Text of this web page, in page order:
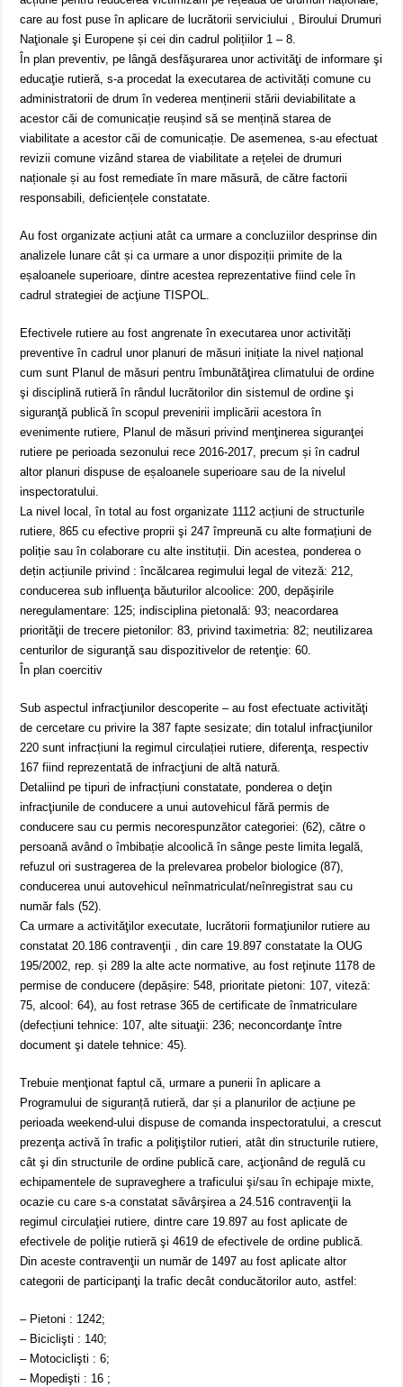
care au fost puse în aplicare de lucrătorii serviciului , Biroului Drumuri
Naţionale şi Europene și cei din cadrul polițiilor 1 – 8.
În plan preventiv, pe lângă desfăşurarea unor activităţi de informare şi
educaţie rutieră, s-a procedat la executarea de activități comune cu
administratorii de drum în vederea menținerii stării deviabilitate a
acestor căi de comunicație reușind să se mențină starea de
viabilitate a acestor căi de comunicație. De asemenea, s-au efectuat
revizii comune vizând starea de viabilitate a rețelei de drumuri
naționale și au fost remediate în mare măsură, de către factorii
responsabili, deficiențele constatate.
Au fost organizate acțiuni atât ca urmare a concluziilor desprinse din
analizele lunare cât și ca urmare a unor dispoziții primite de la
eșaloanele superioare, dintre acestea reprezentative fiind cele în
cadrul strategiei de acţiune TISPOL.
Efectivele rutiere au fost angrenate în executarea unor activități
preventive în cadrul unor planuri de măsuri inițiate la nivel național
cum sunt Planul de măsuri pentru îmbunătăţirea climatului de ordine
şi disciplină rutieră în rândul lucrătorilor din sistemul de ordine şi
siguranţă publică în scopul prevenirii implicării acestora în
evenimente rutiere, Planul de măsuri privind menţinerea siguranţei
rutiere pe perioada sezonului rece 2016-2017, precum și în cadrul
altor planuri dispuse de eșaloanele superioare sau de la nivelul
inspectoratului.
La nivel local, în total au fost organizate 1112 acțiuni de structurile
rutiere, 865 cu efective proprii şi 247 împreună cu alte formațiuni de
poliție sau în colaborare cu alte instituții. Din acestea, ponderea o
dețin acțiunile privind : încălcarea regimului legal de viteză: 212,
conducerea sub influenţa băuturilor alcoolice: 200, depăşirile
neregulamentare: 125; indisciplina pietonală: 93; neacordarea
priorităţii de trecere pietonilor: 83, privind taximetria: 82; neutilizarea
centurilor de siguranţă sau dispozitivelor de retenţie: 60.
În plan coercitiv
Sub aspectul infracţiunilor descoperite – au fost efectuate activităţi
de cercetare cu privire la 387 fapte sesizate; din totalul infracţiunilor
220 sunt infracțiuni la regimul circulației rutiere, diferenţa, respectiv
167 fiind reprezentată de infracţiuni de altă natură.
Detaliind pe tipuri de infracțiuni constatate, ponderea o deţin
infracţiunile de conducere a unui autovehicul fără permis de
conducere sau cu permis necorespunzător categoriei: (62), către o
persoană având o îmbibație alcoolică în sânge peste limita legală,
refuzul ori sustragerea de la prelevarea probelor biologice (87),
conducerea unui autovehicul neînmatriculat/neînregistrat sau cu
număr fals (52).
Ca urmare a activităţilor executate, lucrătorii formaţiunilor rutiere au
constatat 20.186 contravenţii , din care 19.897 constatate la OUG
195/2002, rep. și 289 la alte acte normative, au fost reţinute 1178 de
permise de conducere (depășire: 548, prioritate pietoni: 107, viteză:
75, alcool: 64), au fost retrase 365 de certificate de înmatriculare
(defecțiuni tehnice: 107, alte situaţii: 236; neconcordanţe între
document şi datele tehnice: 45).
Trebuie menţionat faptul că, urmare a punerii în aplicare a
Programului de siguranță rutieră, dar și a planurilor de acțiune pe
perioada weekend-ului dispuse de comanda inspectoratului, a crescut
prezenţa activă în trafic a poliţiştilor rutieri, atât din structurile rutiere,
cât şi din structurile de ordine publică care, acţionând de regulă cu
echipamentele de supraveghere a traficului şi/sau în echipaje mixte,
ocazie cu care s-a constatat săvârşirea a 24.516 contravenţii la
regimul circulaţiei rutiere, dintre care 19.897 au fost aplicate de
efectivele de poliţie rutieră şi 4619 de efectivele de ordine publică.
Din aceste contravenţii un număr de 1497 au fost aplicate altor
categorii de participanţi la trafic decât conducătorilor auto, astfel:
– Pietoni : 1242;
– Biciclişti : 140;
– Motociclişti : 6;
– Mopedişti : 16 ;